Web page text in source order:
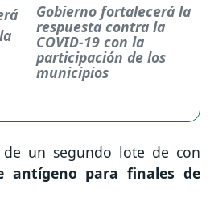
Gobierno fortalecerá la
respuesta contra la
COVID-19 con la
participación de los
municipios
un segundo lote de con
antígeno para finales de